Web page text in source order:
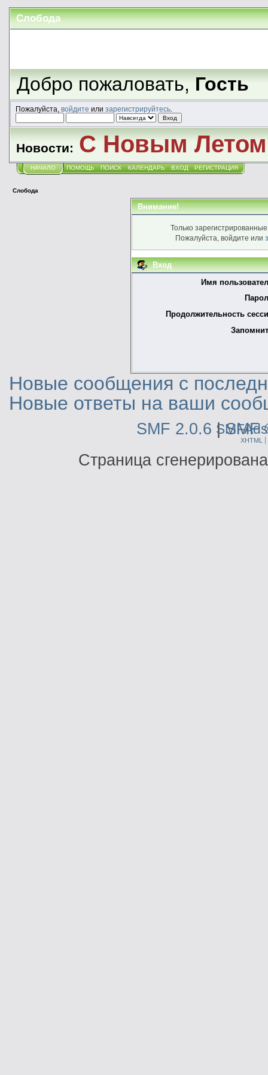
Слобода
Добро пожаловать,Гость
Пожалуйста, войдите или зарегистрируйтесь.
Новости: С Новым
НАЧАЛО ПОМОЩЬ ПОИСК КАЛЕНДАРЬ ВХОД РЕГИСТРАЦИЯ
Слобода
Внимание!
Только
Пожалуйста, войдите или
Вход
Имя
Продолжительность
Новые сообщения с
Новые ответы на ваши
SMF 2.0.6 |SMF
SMFAds
XHTML
Страница